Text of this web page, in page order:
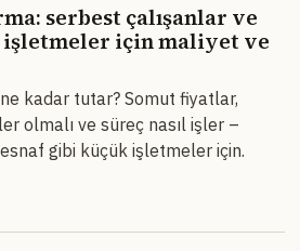
serbest çalışanlar ve
işletmeler için maliyet ve
kadar tutar? Somut fiyatlar,
olmalı ve süreç nasıl işler –
gibi küçük işletmeler için.